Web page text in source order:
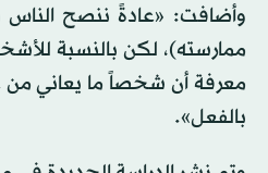
وأضافت: «عادةً ننصح الناس
ممارسته)، لكن بالنسبة
معرفة أن شخصاً ما يعاني من
بالفعل».